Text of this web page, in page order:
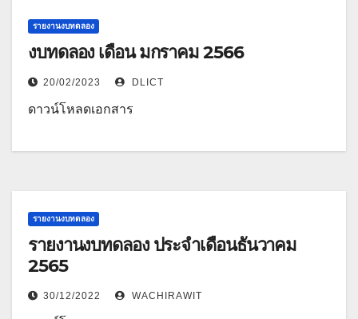
รายงานงบทดลอง
งบทดลอง เดือน มกราคม 2566
20/02/2023 DLICT
ดาวน์โหลดเอกสาร
รายงานงบทดลอง
รายงานงบทดลอง ประจำเดือนธันวาคม
2565
30/12/2022 WACHIRAWIT